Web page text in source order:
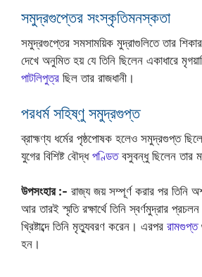
সমুদ্রগুপ্তের সংস্কৃতিমনস্কতা
সমুদ্রগুপ্তের সমসাময়িক মুদ্রাগুলিতে তার
দেখে অনুমিত হয় যে তিনি ছিলেন একাধারে
পাটলিপুত্র ছিল তার রাজধানী।
পরধর্ম সহিষ্ণু সমুদ্রগুপ্ত
ব্রাহ্মণ্য ধর্মের পৃষ্ঠপোষক হলেও সমুদ্রগুপ্ত
যুগের বিশিষ্ট বৌদ্ধ পণ্ডিতবসুবন্ধু ছিলেন তার
উপসংহার :- রাজ্য জয় সম্পূর্ণ করার পর তিনি
আর তারই স্মৃতি রক্ষার্থে তিনি স্বর্ণমুদ্রার
খ্রিষ্টাব্দে তিনি মৃত্যুবরণ করেন। এরপর রামগুপ্ত
হন।